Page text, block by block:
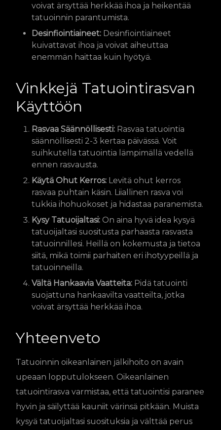
voivat ärsyttää herkkää ihoa ja heikentää
tatuoinnin parantumista.
Desinfiointiaineet: Desinfiointiaineet
kuivattavat ihoa ja voivat aiheuttaa
enemmän haittaa kuin hyötyä.
Vinkkejä Tatuointirasvan
Käyttöön
Rasvaa Säännöllisesti: Rasvaa tatuointia
säännöllisesti 2-3 kertaa päivässä. Voit
suihkutella tatuointia lämpimällä vedellä
ennen rasvausta.
Käytä Ohut Kerros: Levitä ohut kerros
rasvaa puhtain käsin. Liiallinen rasva voi
tukkia ihohuokoset ja hidastaa paranemista.
Kysy Tatuoijaltasi: On aina hyvä idea kysyä
tatuoijaltasi suositusta parhaasta rasvasta
tatuoinnillesi. Heillä on kokemusta ja tietoa
siitä, mikä toimii parhaiten eri ihotyypeillä ja
tatuoinneilla.
Vältä Hankaavia Vaatteita: Pidä tatuointi
suojattuna hankaavilta vaatteilta, jotka
voivat ärsyttää herkkää ihoa.
Yhteenveto
Tatuoinnin oikeanlainen jälkihoito on avain
upeaan lopputulokseen. Oikeanlainen
tatuointirasva varmistaa, että tatuointisi paranee
hyvin ja säilyttää kauniit värinsä pitkään. Muista
kysyä tatuoijaltasi suosituksia ja välttää perus